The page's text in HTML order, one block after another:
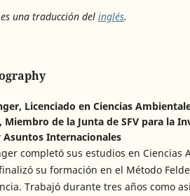
una traducción del inglés.
Licenciado en Ciencias
Miembro de la Junta de SFV para la
Asuntos Internacionales
completó sus estudios en Ciencias
su formación en el Método
Trabajó durante tres años como